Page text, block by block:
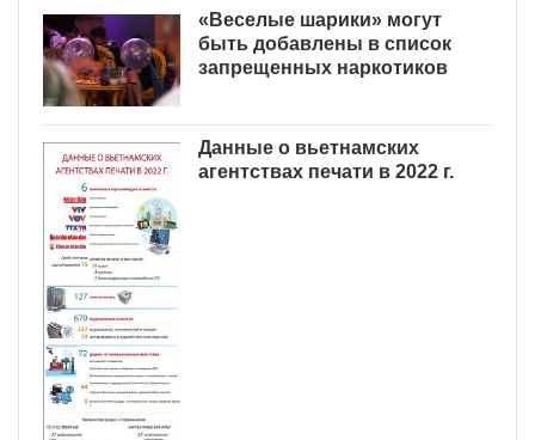
«Веселые шарики» могут
быть добавлены в список
запрещенных наркотиков
Данные о вьетнамских
агентствах печати в 2022 г.